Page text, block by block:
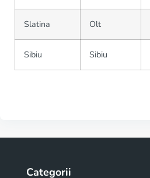
Slatina Olt
Sibiu Sibiu
Categorii